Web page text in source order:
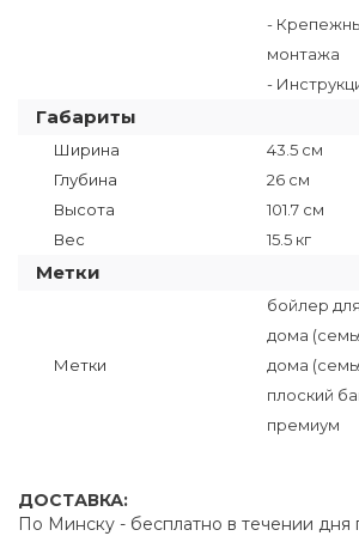
-
монтажа
-
Габариты
Ширина
43.5 см
Глубина
26 см
Высота
101.7 см
Вес
15.5 кг
Метки
Метки
бойлер
дома
дома
плоский
премиум
ДОСТАВКА:
По Минску - бесплатно в течении дня